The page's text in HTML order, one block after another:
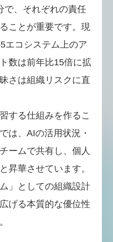
で、それぞれの責任
ことが重要です。現
エコシステム上のア
数は前年比15倍に拡
さは組織リスクに直
する仕組みを作るこ
は、AIの活用状況・
ームで共有し、個人
昇華させています。
」としての組織設計
げる本質的な優位性